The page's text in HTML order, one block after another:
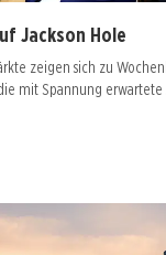
Jackson Hole
zeigen sich zu
mit Spannung erwartete